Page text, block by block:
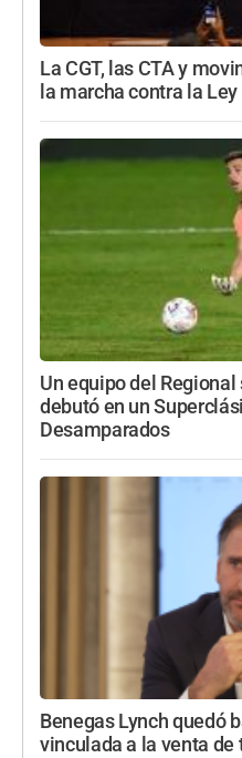
La CGT, las CTA y
la marcha contra la
Un equipo del
debutó en un
Desamparados
Benegas Lynch quedó
vinculada a la venta